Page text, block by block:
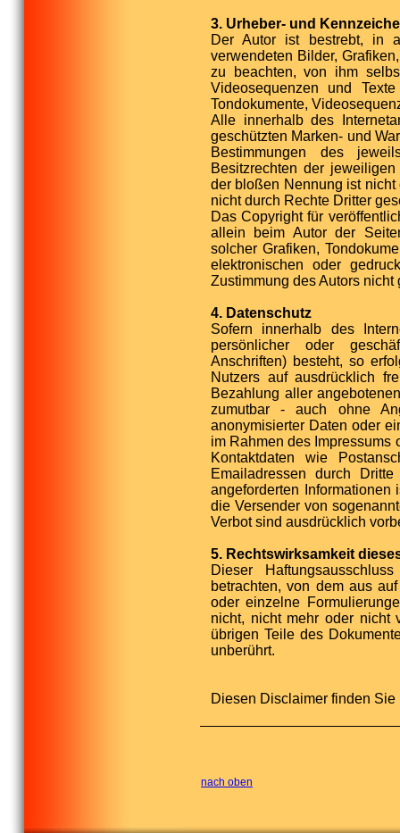
3. Urheber- und
Der Autor ist bestrebt, in
verwendeten Bilder,
zu beachten, von ihm
Videosequenzen und
Tondokumente,
Alle innerhalb des
geschützten Marken- und
Bestimmungen des
Besitzrechten der
der bloßen Nennung ist
nicht durch Rechte Dritter
Das Copyright für
allein beim Autor der
solcher Grafiken,
elektronischen oder
Zustimmung des Autors nicht
4. Datenschutz
Sofern innerhalb des
persönlicher oder
Anschriften) besteht, so
Nutzers auf ausdrücklich
Bezahlung aller
zumutbar - auch ohne
anonymisierter Daten oder
im Rahmen des Impressums
Kontaktdaten wie
Emailadressen durch
angeforderten
die Versender von
Verbot sind ausdrücklich
5. Rechtswirksamkeit
Dieser
betrachten, von dem aus
oder einzelne
nicht, nicht mehr oder nicht
übrigen Teile des
unberührt.
Diesen Disclaimer finden
nach oben